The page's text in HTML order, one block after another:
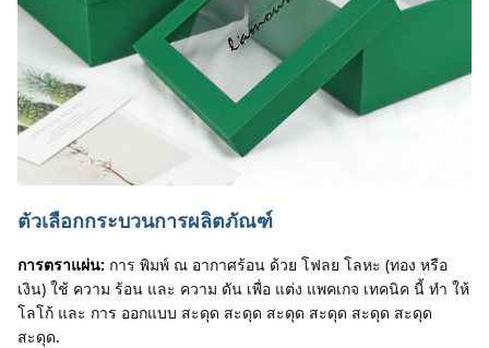
ตัวเลือกกระบวนการผลิตภัณฑ์
การตราแผ่น: การ พิมพ์ ณ อากาศร้อน ด้วย โฟลย โลหะ (ทอง หรือ
เงิน) ใช้ ความ ร้อน และ ความ ดัน เพื่อ แต่ง แพคเกจ เทคนิค นี้ ทํา ให้
โลโก้ และ การ ออกแบบ สะดุด สะดุด สะดุด สะดุด สะดุด สะดุด
สะดุด.